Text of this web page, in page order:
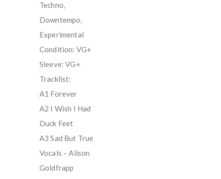
Techno,
Downtempo,
Experimental
Condition: VG+
Sleeve: VG+
Tracklist:
A1 Forever
A2 I Wish I Had
Duck Feet
A3 Sad But True
Vocals – Alison
Goldfrapp